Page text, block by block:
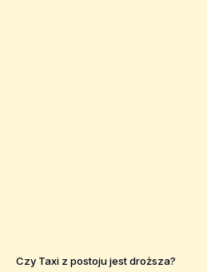
Czy Taxi z postoju jest droższa?